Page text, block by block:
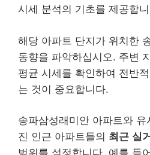
시세 분석의 기초를 제공합
해당 아파트 단지가 위치한
동향을 파악하십시오. 주변
평균 시세를 확인하여 전반
는 것이 중요합니다.
송파삼성래미안 아파트와
진 인근 아파트들의 최근 실